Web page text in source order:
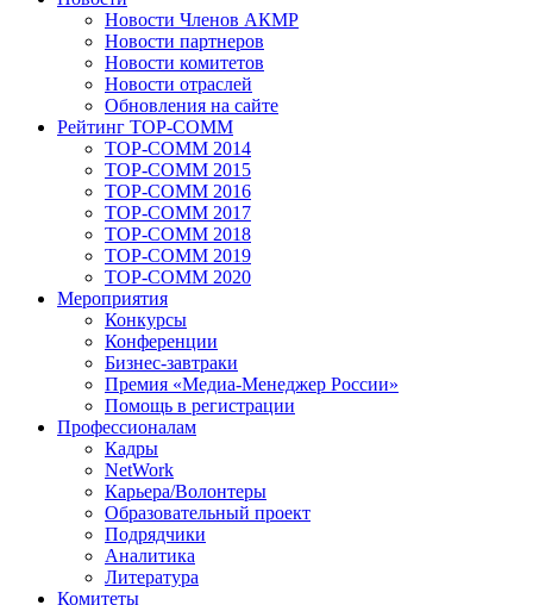
Новости Членов АКМР
Новости партнеров
Новости комитетов
Новости отраслей
Обновления на сайте
Рейтинг TOP-COMM
TOP-COMM 2014
TOP-COMM 2015
TOP-COMM 2016
TOP-COMM 2017
TOP-COMM 2018
TOP-COMM 2019
TOP-COMM 2020
Мероприятия
Конкурсы
Конференции
Бизнес-завтраки
Премия «Медиа-Менеджер России»
Помощь в регистрации
Профессионалам
Кадры
NetWork
Карьера/Волонтеры
Образовательный проект
Подрядчики
Аналитика
Литература
Комитеты